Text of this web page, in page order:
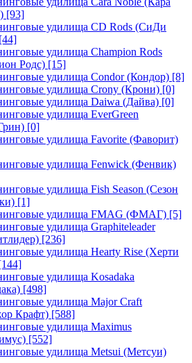
[93]
удилища CD Rods (СиДи
[44]
удилища Champion Rods
Родс) [15]
удилища Condor (Кондор) [8]
удилища Crony (Крони) [0]
удилища Daiwa (Дайва) [0]
удилища EverGreen
[0]
удилища Favorite (Фаворит)
удилища Fenwick (Фенвик)
удилища Fish Season (Сезон
[1]
удилища FMAG (ФМАГ) [5]
удилища Graphiteleader
[236]
удилища Hearty Rise (Херти
удилища Kosadaka
[498]
удилища Major Craft
Крафт) [588]
удилища Maximus
[552]
удилища Metsui (Метсуи)